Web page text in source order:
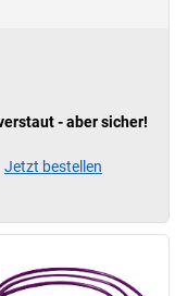
- aber sicher!
Jetzt bestellen